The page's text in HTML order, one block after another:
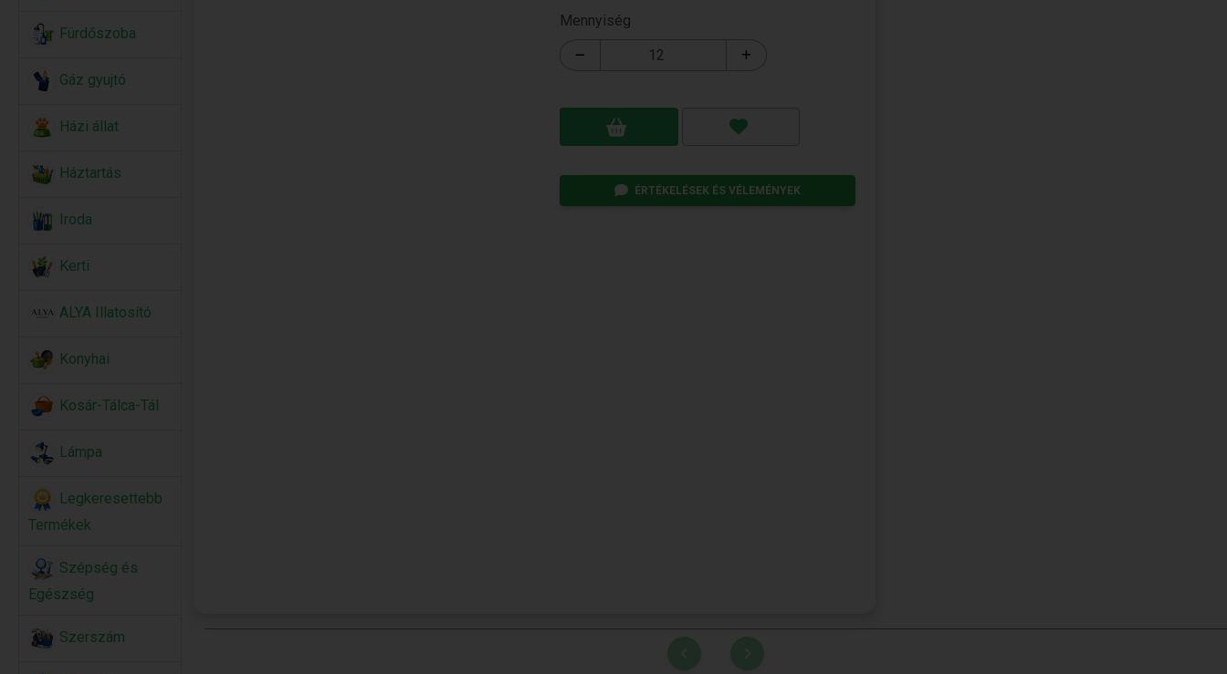
Fürdőszoba
Gáz gyujtó
Házi állat
Háztartás
Iroda
Kerti
ALYA Illatosító
Konyhai
Kosár-Tálca-Tál
Lámpa
Legkeresettebb
Termékek
Szépség és
Egészség
Szerszám
Mennyiség
ÉRTÉKELÉSEK ÉS VÉLEMÉNYEK